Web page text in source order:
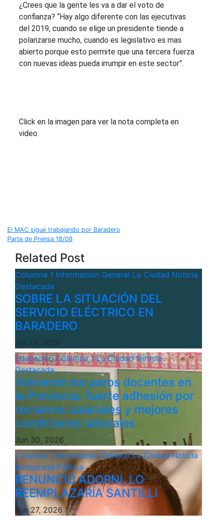
¿Crees que la gente les va a dar el voto de
confianza? “Hay algo diferente con las ejecutivas
del 2019, cuando se elige un presidente tiende a
polarizarse mucho, cuando es legislativo es mas
abierto porque esto permite que una tercera fuerza
con nuevas ideas pueda irrumpir en este sector”.
Click en la imagen para ver la nota completa en
video.
Navegación
de
entradas
El MAC sigue trabajando por Baradero
Parte de Prensa 18/08
Related Post
Columna 1 Información General La Ciudad Noticia
Destacada
SOBRE LA SITUACIÓN DEL
SERVICIO ELÉCTRICO EN
BARADERO
Jul 24, 2026
EducaciónColumna 1 La CiudadNoticia
Destacada
Volvieron los paros docentes en
la Provincia: fuerte adhesión por
reclamos salariales y mejores
condiciones laborales
Jun 30, 2026
Columna 1 Información GeneralLa CiudadNoticia
Destacada Politica
RENUNCIÓ ADORNI, LO
REEMPLAZARÍA SANTILLI
Jun 27, 2026